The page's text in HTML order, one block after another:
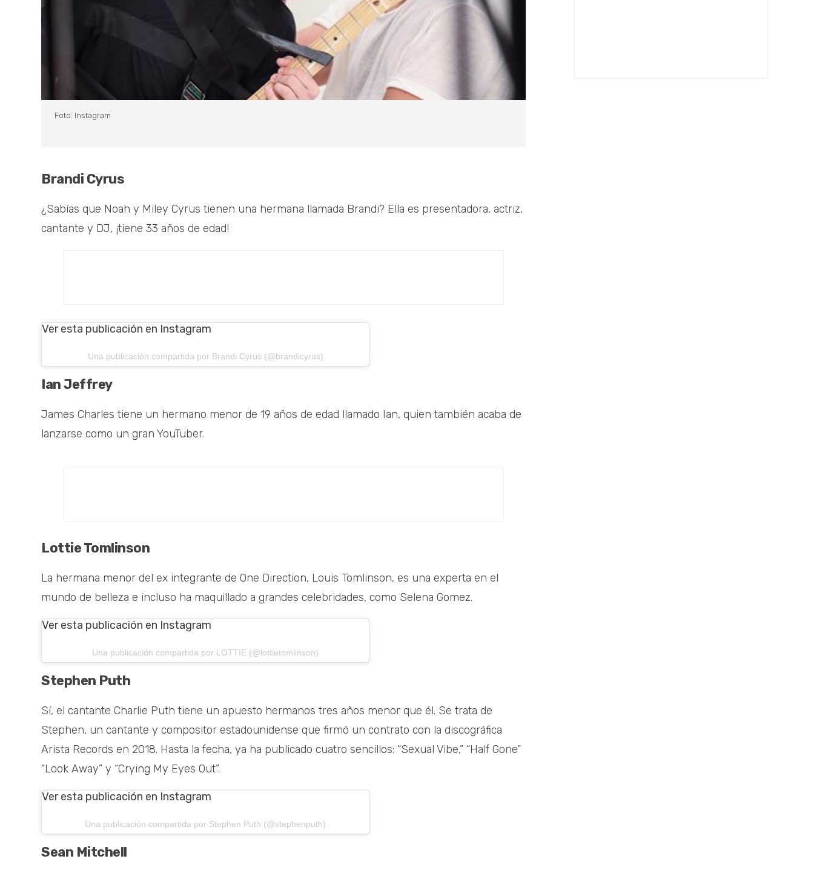
Foto: Instagram
Brandi Cyrus
¿Sabías que Noah y Miley Cyrus tienen una hermana llamada Brandi? Ella es presentadora, actriz,
cantante y DJ, ¡tiene 33 años de edad!
Ver esta publicación en Instagram
Una publicación compartida por Brandi Cyrus (@brandicyrus)
Ian Jeffrey
James Charles tiene un hermano menor de 19 años de edad llamado Ian, quien también acaba de
lanzarse como un gran YouTuber.
Lottie Tomlinson
La hermana menor del ex integrante de One Direction, Louis Tomlinson, es una experta en el
mundo de belleza e incluso ha maquillado a grandes celebridades, como Selena Gomez.
Ver esta publicación en Instagram
Una publicación compartida por LOTTIE (@lottietomlinson)
Stephen Puth
Sí, el cantante Charlie Puth tiene un apuesto hermanos tres años menor que él. Se trata de
Stephen, un cantante y compositor estadounidense que firmó un contrato con la discográfica
Arista Records en 2018. Hasta la fecha, ya ha publicado cuatro sencillos: “Sexual Vibe,” “Half Gone”
“Look Away” y “Crying My Eyes Out”.
Ver esta publicación en Instagram
Una publicación compartida por Stephen Puth (@stephenputh)
Sean Mitchell